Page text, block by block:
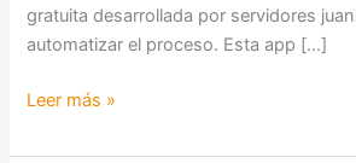
gratuita desarrollada por servidores
automatizar el proceso. Esta app […]
Leer más »